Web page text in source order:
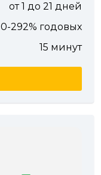
от 1 до 21 дней
0-292% годовых
15 минут